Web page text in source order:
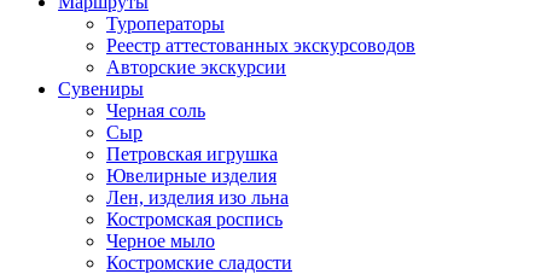
Туроператоры
Реестр аттестованных экскурсоводов
Авторские экскурсии
Сувениры
Черная соль
Сыр
Петровская игрушка
Ювелирные изделия
Лен, изделия изо льна
Костромская роспись
Черное мыло
Костромские сладости